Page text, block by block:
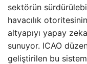
sektörün
havacılık
altyapıyı yapay
sunuyor. ICAO
geliştirilen bu